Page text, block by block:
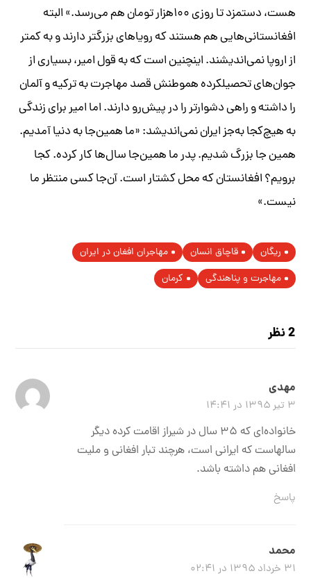
هست، دستمزد تا روزی ۱۰۰‌هزار تومان هم می‌رسد.» البته
افغانستانی‌هایی هم هستند که رویاهای بزرگتر دارند و به کمتر
از اروپا نمی‌اندیشند. اینچنین است که به قول امیر، بسیاری از
جوان‌های تحصیلکرده هموطنش قصد مهاجرت به ترکیه و آلمان
را داشته و راهی دشوار‌تر را در پیش‌رو دارند. اما امیر برای زندگی
به هیچ‌کجا به‌جز ایران نمی‌اندیشد: «ما همین‌جا به دنیا آمدیم.
همین جا بزرگ شدیم. پدر ما همین‌جا سال‌ها کار کرده. کجا
برویم؟ افغانستان که محل کشتار است. آن‌جا کسی منتظر ما
نیست.»
ریگان قاچاق انسان
مهاجران افغان در ایران
مهاجرت و پناهندگی
کرمان
2 نظر
مهدی
۳ تیر ۱۳۹۵ در ۱۴:۴۱
خانواده‌ای که ۳۵ سال در شیراز اقامت کرده دیگر
سالهاست که ایرانی است، هرچند تبار افغانی و ملیت
افغانی هم داشته باشد.
پاسخ
محمد
۳۱ خرداد ۱۳۹۵ در ۰۲:۴۱